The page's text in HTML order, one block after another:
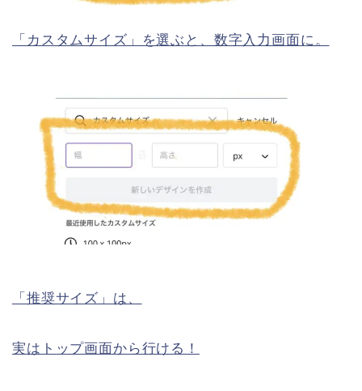
「カスタムサイズ」を選ぶと、数字入力画面に。
「推奨サイズ」は、
実はトップ画面から行ける！